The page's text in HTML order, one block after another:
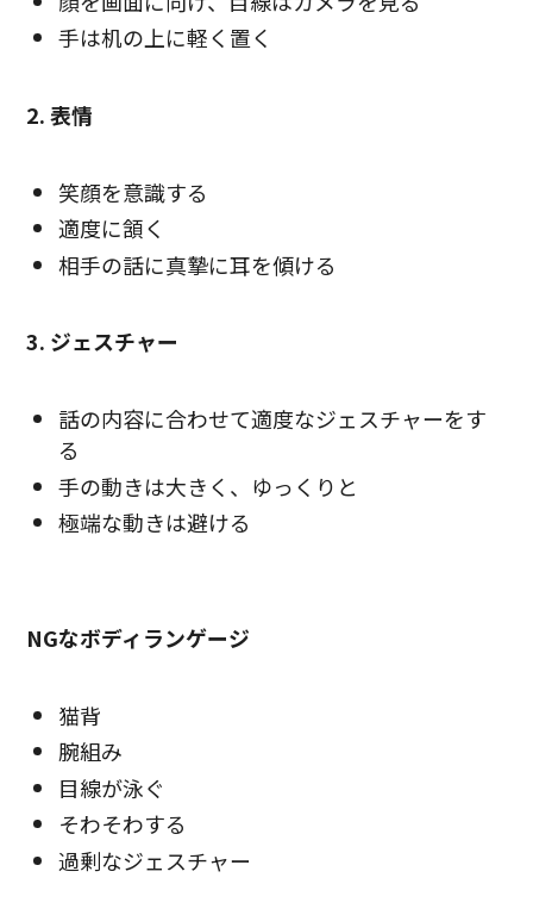
手は机の上に軽く置く
2. 表情
笑顔を意識する
適度に頷く
相手の話に真摯に耳を傾ける
3. ジェスチャー
話の内容に合わせて適度なジェスチャーをす
る
手の動きは大きく、ゆっくりと
極端な動きは避ける
NGなボディランゲージ
猫背
腕組み
目線が泳ぐ
そわそわする
過剰なジェスチャー